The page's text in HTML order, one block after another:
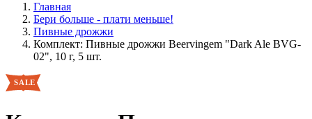
Главная
Бери больше - плати меньше!
Пивные дрожжи
Комплект: Пивные дрожжи Beervingem "Dark Ale BVG-
02", 10 г, 5 шт.